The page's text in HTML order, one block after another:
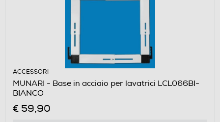
ACCESSORI
MUNARI - Base in acciaio per lavatrici LCL066BI-
BIANCO
€ 59,90